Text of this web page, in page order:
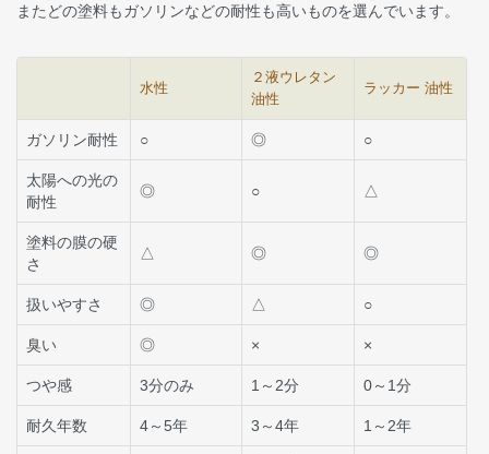
またどの塗料もガソリンなどの耐性も高いものを選んでいます。
水性
２液ウレタン
油性
ラッカー 油性
ガソリン耐性 ○ ◎ ○
太陽への光の
耐性
◎ ○ △
塗料の膜の硬
さ
△ ◎ ◎
扱いやすさ ◎ △ ○
臭い ◎ × ×
つや感 3分のみ 1～2分 0～1分
耐久年数 4～5年 3～4年 1～2年